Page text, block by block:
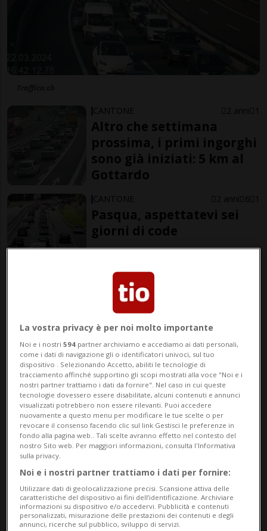
CANTONE 2 anni 1
Altro che settimana
prossima, i primi ingorghi
sono già iniziati: 5 km al
Gottardo
CANTONE 2 anni 6 1
Pasqua, aspettatevi sei
giorni di code
elaborata da Redazione
22 mar 2024 - 16:55
GRANCIA - Si complica ulteriormente la
La vostra privacy è per noi molto importante
Noi e i nostri594 partner archiviamo e accediamo ai dati personali,
come i dati di navigazione gli o identificatori univoci, sul tuo
dispositivo . Selezionando Accetto, abiliti le tecnologie di
tracciamento affinché supportino gli scopi mostrati alla voce "Noi e i
nostri partner trattiamo i dati da fornire". Nel caso in cui queste
tecnologie dovessero essere disabilitate, alcuni contenuti e annunci
visualizzati potrebbero non essere rilevanti. Puoi accedere
nuovamente a questo menu per modificare le tue scelte o per
revocare il consenso facendo clic sul link Gestisci le preferenze in
fondo alla pagina web.. Tali scelte avranno effetto nel contesto del
nostro Sito web. Per maggiori informazioni, consulta l'Informativa
sulla privacy.
Noi e i nostri partner trattiamo i dati per fornire:
Utilizzare dati di geolocalizzazione precisi. Scansione attiva delle
caratteristiche del dispositivo ai fini dell’identificazione. Archiviare
informazioni su dispositivo e/o accedervi. Pubblicità e contenuti
personalizzati, misurazione delle prestazioni dei contenuti e degli
annunci, ricerche sul pubblico, sviluppo di servizi.